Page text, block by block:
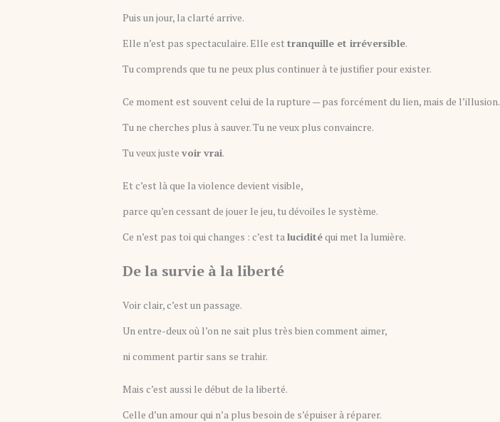
Puis un jour, la clarté arrive.
Elle n’est pas spectaculaire. Elle est tranquille et irréversible.
Tu comprends que tu ne peux plus continuer à te justifier pour exister.
Ce moment est souvent celui de la rupture — pas forcément du lien, mais de l’illusion.
Tu ne cherches plus à sauver. Tu ne veux plus convaincre.
Tu veux juste voir vrai.
Et c’est là que la violence devient visible,
parce qu’en cessant de jouer le jeu, tu dévoiles le système.
Ce n’est pas toi qui changes : c’est taluciditéqui met la lumière.
De la survie à la liberté
Voir clair, c’est un passage.
Un entre-deux où l’on ne sait plus très bien comment aimer,
ni comment partir sans se trahir.
Mais c’est aussi le début de la liberté.
Celle d’un amour qui n’a plus besoin de s’épuiser à réparer.